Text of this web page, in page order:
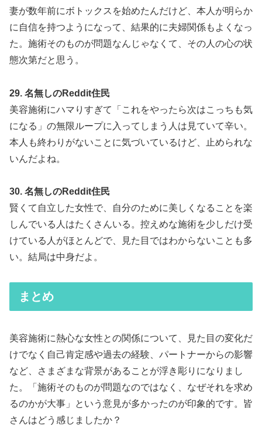
妻が数年前にボトックスを始めたんだけど、本人が明らか
に自信を持つようになって、結果的に夫婦関係もよくなっ
た。施術そのものが問題なんじゃなくて、その人の心の状
態次第だと思う。
29. 名無しのReddit住民
美容施術にハマりすぎて「これをやったら次はこっちも気
になる」の無限ループに入ってしまう人は見ていて辛い。
本人も終わりがないことに気づいているけど、止められな
いんだよね。
30. 名無しのReddit住民
賢くて自立した女性で、自分のために美しくなることを楽
しんでいる人はたくさんいる。控えめな施術を少しだけ受
けている人がほとんどで、見た目ではわからないことも多
い。結局は中身だよ。
まとめ
美容施術に熱心な女性との関係について、見た目の変化だ
けでなく自己肯定感や過去の経験、パートナーからの影響
など、さまざまな背景があることが浮き彫りになりまし
た。「施術そのものが問題なのではなく、なぜそれを求め
るのかが大事」という意見が多かったのが印象的です。皆
さんはどう感じましたか？